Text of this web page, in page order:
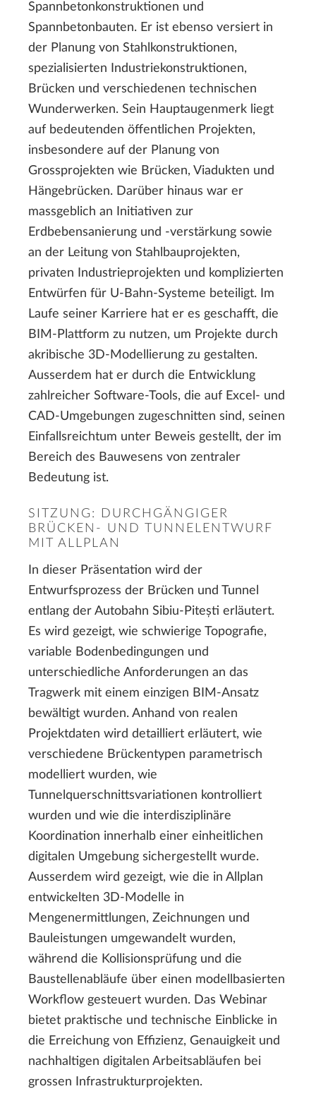
Spannbetonkonstruktionen und
Spannbetonbauten. Er ist ebenso versiert in
der Planung von Stahlkonstruktionen,
spezialisierten Industriekonstruktionen,
Brücken und verschiedenen technischen
Wunderwerken. Sein Hauptaugenmerk liegt
auf bedeutenden öffentlichen Projekten,
insbesondere auf der Planung von
Grossprojekten wie Brücken, Viadukten und
Hängebrücken. Darüber hinaus war er
massgeblich an Initiativen zur
Erdbebensanierung und -verstärkung sowie
an der Leitung von Stahlbauprojekten,
privaten Industrieprojekten und komplizierten
Entwürfen für U-Bahn-Systeme beteiligt. Im
Laufe seiner Karriere hat er es geschafft, die
BIM-Plattform zu nutzen, um Projekte durch
akribische 3D-Modellierung zu gestalten.
Ausserdem hat er durch die Entwicklung
zahlreicher Software-Tools, die auf Excel- und
CAD-Umgebungen zugeschnitten sind, seinen
Einfallsreichtum unter Beweis gestellt, der im
Bereich des Bauwesens von zentraler
Bedeutung ist.
SITZUNG: DURCHGÄNGIGER
BRÜCKEN- UND TUNNELENTWURF
MIT ALLPLAN
In dieser Präsentation wird der
Entwurfsprozess der Brücken und Tunnel
entlang der Autobahn Sibiu-Pitești erläutert.
Es wird gezeigt, wie schwierige Topografie,
variable Bodenbedingungen und
unterschiedliche Anforderungen an das
Tragwerk mit einem einzigen BIM-Ansatz
bewältigt wurden. Anhand von realen
Projektdaten wird detailliert erläutert, wie
verschiedene Brückentypen parametrisch
modelliert wurden, wie
Tunnelquerschnittsvariationen kontrolliert
wurden und wie die interdisziplinäre
Koordination innerhalb einer einheitlichen
digitalen Umgebung sichergestellt wurde.
Ausserdem wird gezeigt, wie die in Allplan
entwickelten 3D-Modelle in
Mengenermittlungen, Zeichnungen und
Bauleistungen umgewandelt wurden,
während die Kollisionsprüfung und die
Baustellenabläufe über einen modellbasierten
Workflow gesteuert wurden. Das Webinar
bietet praktische und technische Einblicke in
die Erreichung von Effizienz, Genauigkeit und
nachhaltigen digitalen Arbeitsabläufen bei
grossen Infrastrukturprojekten.